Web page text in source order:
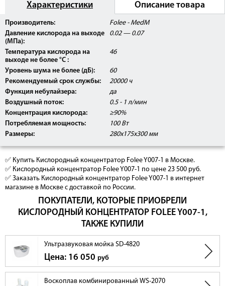
Характеристики Описание товара
Производитель:
Folee - MedM
Давление кислорода на выходе
(МПа):
0.02 — 0.07
Температура кислорода на
выходе не более °С :
46
Уровень шума не более (дБ):
60
Рекомендуемый срок службы:
20000 ч
Функция небулайзера:
да
Воздушный поток:
0.5 - 1 л/мин
Концентрация кислорода:
≥90%
Потребляемая мощность:
100 Вт
Размеры:
280х175х300 мм
Данное изделие прошло клинические
испытания, имеет Регистрационное Удостоверение
соответствия РОСТ, может быть использовано в
медицинских центрах, ЛПУ, а так же
косметологических салонах.
✅ Купить Кислородный концентратор Folee Y007-1 в Москве.
✅ Кислородный концентратор Folee Y007-1 по цене 23 500 руб.
✅ Заказать Кислородный концентратор Folee Y007-1 в интернет
магазине в Москве с доставкой по России.
ПОКУПАТЕЛИ, КОТОРЫЕ ПРИОБРЕЛИ
КИСЛОРОДНЫЙ КОНЦЕНТРАТОР FOLEE Y007-1,
ТАКЖЕ КУПИЛИ
Ультразвуковая мойка SD-4820
Цена: 16 050 руб
Воскоплав комбинированный WS-2070